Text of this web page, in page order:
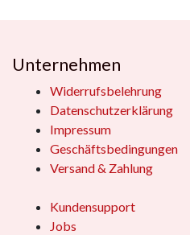
Unternehmen
Widerrufsbelehrung
Datenschutzerklärung
Impressum
Geschäftsbedingungen
Versand & Zahlung
Kundensupport
Jobs